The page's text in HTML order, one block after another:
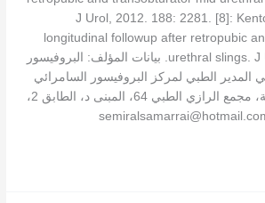
J Urol, 2012. 188: 2281. [8]:
longitudinal followup after retropubic
urethral slings. J Urol, 2015. 193: 203. بيانات المؤلف: البروفيسور
المدير الطبي لمركز البروفيسور السامرائي
الطبي مدينة دبي الطبية، مجمع الرازي الطبي 64، المبنى د، الطابق 2،